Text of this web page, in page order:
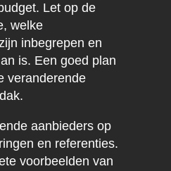
Let op de
welke
inbegrepen en
is. Een goed plan
veranderende
aanbieders op
en referenties.
voorbeelden van